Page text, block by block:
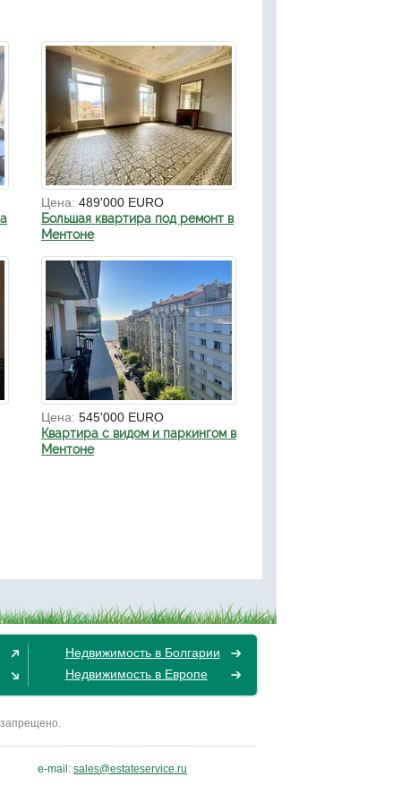
Цена: 489'000 EURO
Большая квартира под ремонт в
Ментоне
Цена: 545'000 EURO
Квартира с видом и паркингом в
Ментоне
Недвижимость в Болгарии
Недвижимость в Европе
e-mail: sales@estateservice.ru